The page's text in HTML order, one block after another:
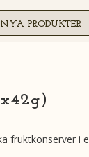
NYA PRODUKTER
fruktkonserver i